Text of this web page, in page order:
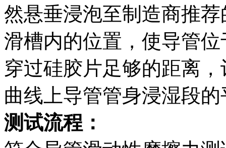
然悬垂浸泡至制造商推
滑槽内的位置，使导管
穿过硅胶片足够的距离
曲线上导管管身浸湿段
测试流程：